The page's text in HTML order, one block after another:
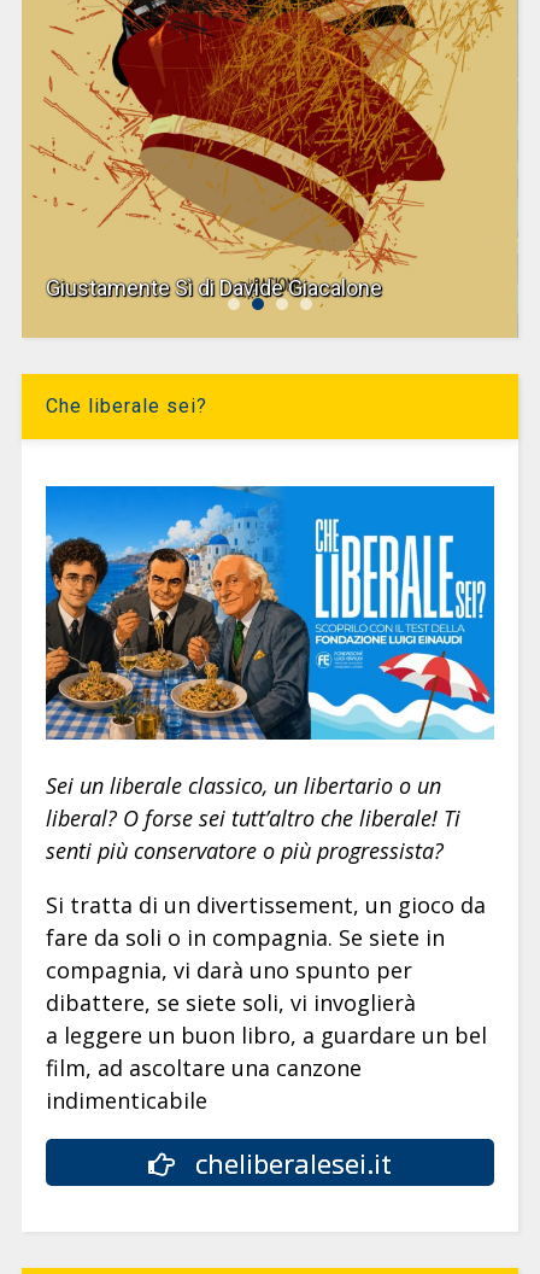
Giustamente Sì di Davide Giacalone
Che liberale sei?
Sei un liberale classico, un libertario o un
liberal? O forse sei tutt’altro che liberale! Ti
senti più conservatore o più progressista?
Si tratta di un divertissement, un gioco da
fare da soli o in compagnia. Se siete in
compagnia, vi darà uno spunto per
dibattere, se siete soli, vi invoglierà
a leggere un buon libro, a guardare un bel
film, ad ascoltare una canzone
indimenticabile
cheliberalesei.it